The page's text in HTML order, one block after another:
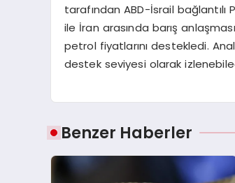
tarafından ABD-İsrail bağlantılı
ile İran arasında barış
petrol fiyatlarını destekledi.
destek seviyesi olarak
Benzer Haberler